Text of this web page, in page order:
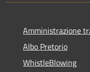
Amministrazione
Albo Pretorio
WhistleBlowing